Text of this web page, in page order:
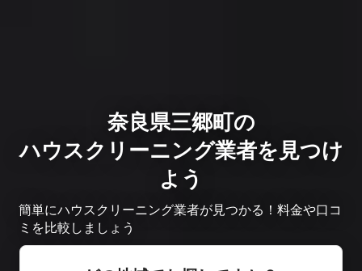
奈良県三郷町の
ハウスクリーニング業者を見つけ
よう
簡単にハウスクリーニング業者が見つかる！料金や口コ
ミを比較しましょう